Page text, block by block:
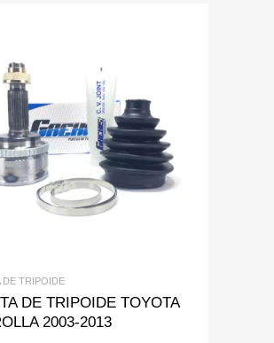
Add to Wishlist
Add to Compare
DE TRIPOIDE
DE TRIPOIDE TOYOTA
2003-2013